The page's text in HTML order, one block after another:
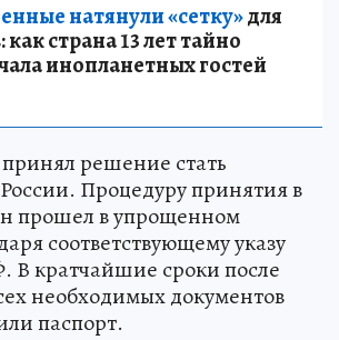
натянули «сетку»для
страна 13 лет тайно
инопланетных гостей
решение стать
Процедуру принятия в
прошел в упрощенном
соответствующему указу
В кратчайшие сроки после
необходимых документов
паспорт.